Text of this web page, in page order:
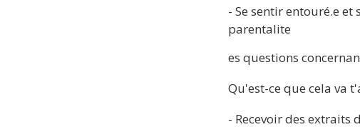
- Se sentir entouré.e
parentalite
es questions
Qu'est-ce que cela va
- Recevoir des